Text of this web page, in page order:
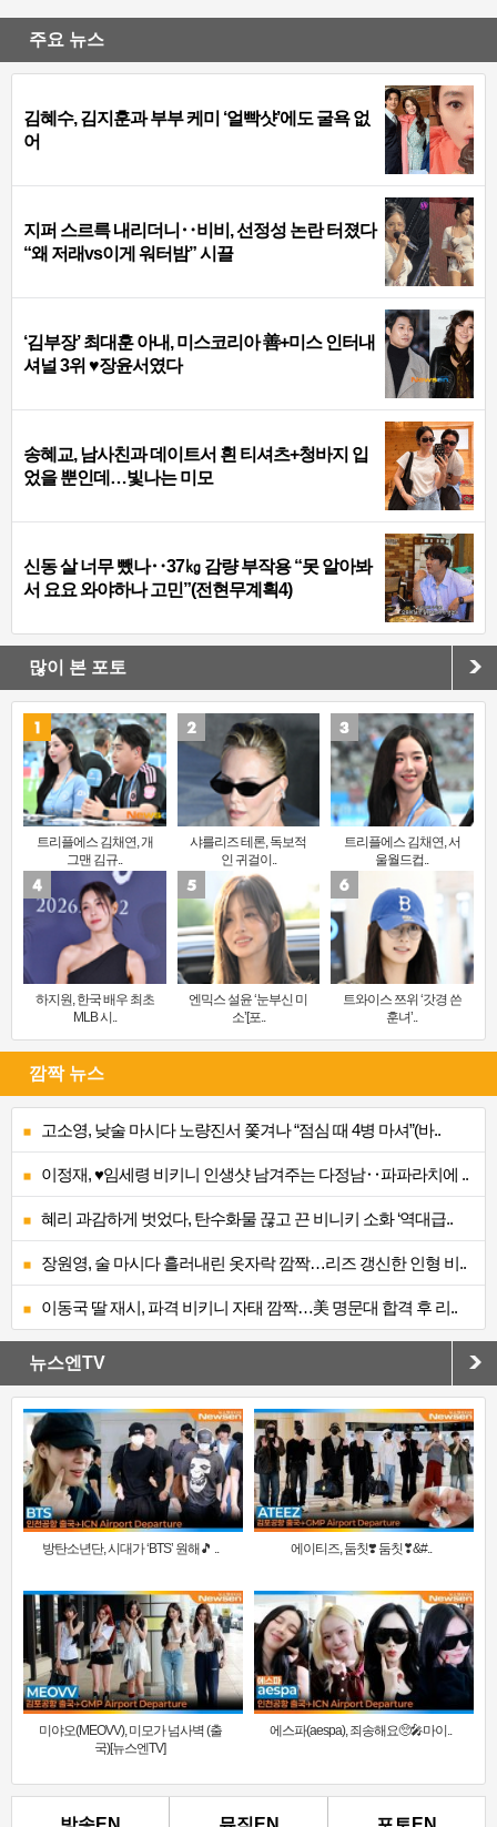
주요 뉴스
김혜수, 김지훈과 부부 케미 ‘얼빡샷’에도 굴욕 없
어
지퍼 스르륵 내리더니‥비비, 선정성 논란 터졌다
“왜 저래vs이게 워터밤” 시끌
‘김부장’ 최대훈 아내, 미스코리아 善+미스 인터내
셔널 3위 ♥장윤서였다
송혜교, 남사친과 데이트서 흰 티셔츠+청바지 입
었을 뿐인데…빛나는 미모
신동 살 너무 뺐나‥37㎏ 감량 부작용 “못 알아봐
서 요요 와야하나 고민”(전현무계획4)
많이 본 포토
트리플에스 김채연, 개
그맨 김규..
샤를리즈 테론, 독보적
인 귀걸이..
트리플에스 김채연, 서
울월드컵..
하지원, 한국 배우 최초
MLB 시..
엔믹스 설윤 ‘눈부신 미
소’[포..
트와이스 쯔위 ‘갓경 쓴
훈녀’..
깜짝 뉴스
고소영, 낮술 마시다 노량진서 쫓겨나 “점심 때 4병 마셔”(바..
이정재, ♥임세령 비키니 인생샷 남겨주는 다정남‥파파라치에 ..
혜리 과감하게 벗었다, 탄수화물 끊고 끈 비니키 소화 ‘역대급..
장원영, 술 마시다 흘러내린 옷자락 깜짝…리즈 갱신한 인형 비..
이동국 딸 재시, 파격 비키니 자태 깜짝…美 명문대 합격 후 리..
뉴스엔TV
방탄소년단, 시대가 ‘BTS’ 원해🎵 .. 에이티즈, 둠칫❣️ 둠칫❣&#..
미야오(MEOVV), 미모가 넘사벽 (출
국)[뉴스엔TV]
에스파(aespa), 죄송해요🥺🎤마이..